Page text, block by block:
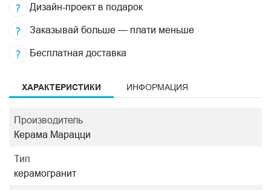
Дизайн-проект в подарок
Заказывай больше — плати меньше
Бесплатная доставка
ХАРАКТЕРИСТИКИ ИНФОРМАЦИЯ
Производитель
Керама Марацци
Тип
керамогранит